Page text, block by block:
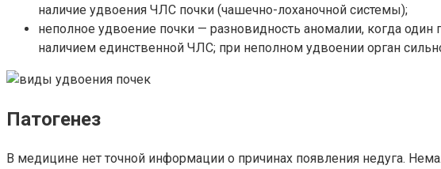
наличие удвоения ЧЛС почки (чашечно-лоханочной системы);
неполное удвоение почки — разновидность аномалии, когда один
наличием единственной ЧЛС; при неполном удвоении орган
Патогенез
В медицине нет точной информации о причинах появления недуга.